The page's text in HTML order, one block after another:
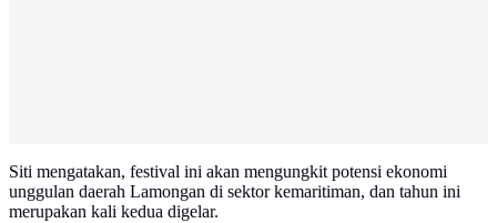
Siti mengatakan, festival ini akan mengungkit potensi ekonomi
unggulan daerah Lamongan di sektor kemaritiman, dan tahun ini
merupakan kali kedua digelar.